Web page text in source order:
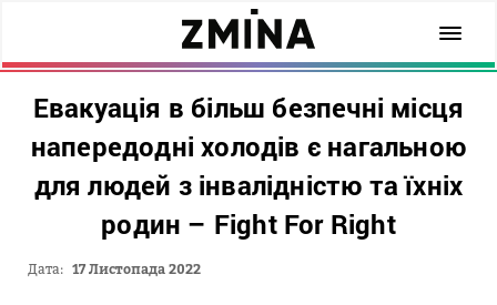
Евакуація в більш безпечні місця
напередодні холодів є нагальною
для людей з інвалідністю та їхніх
родин – Fight For Right
Дата: 17 Листопада 2022